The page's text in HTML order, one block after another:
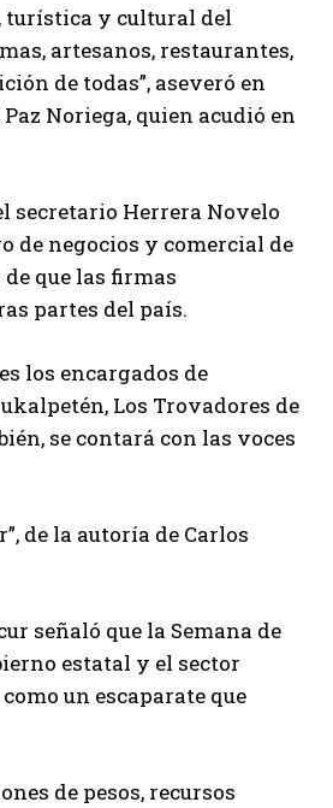
turística y cultural del
artesanos, restaurantes,
de todas”, aseveró en
Noriega, quien acudió en
secretario Herrera Novelo
de negocios y comercial de
que las firmas
partes del país.
los encargados de
Los Trovadores de
se contará con las voces
de la autoría de Carlos
señaló que la Semana de
estatal y el sector
un escaparate que
de pesos, recursos